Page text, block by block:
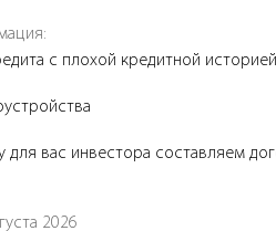
с плохой кредитной
для вас инвестора составляем
2026